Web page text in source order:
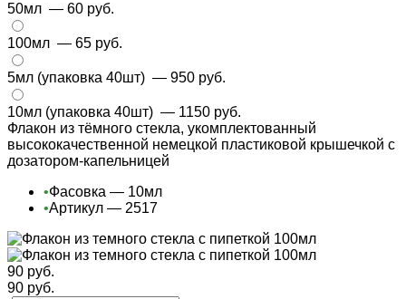
50мл — 60 руб.
100мл — 65 руб.
5мл (упаковка 40шт) — 950 руб.
10мл (упаковка 40шт) — 1150 руб.
Флакон из тёмного стекла, укомплектованный
высококачественной немецкой пластиковой крышечкой с
дозатором-капельницей
•Фасовка — 10мл
•Артикул — 2517
90 руб.
90 руб.